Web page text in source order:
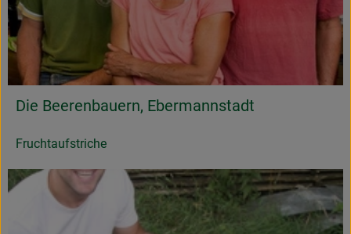
Obst & Gemüse
Frisches
Naturkost
Drogerie & Diverses
Lieferservice
Die Beerenbauern, Ebermannstadt
Fruchtaufstriche